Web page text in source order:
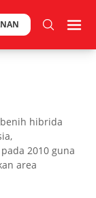
benih hibrida
2010 guna
area